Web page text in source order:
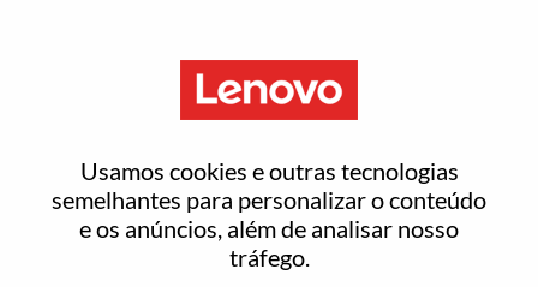
Usamos cookies e outras tecnologias
semelhantes para personalizar o conteúdo
e os anúncios, além de analisar nosso
tráfego.
Redefinir senha
Tem certeza que deseja redefinir sua